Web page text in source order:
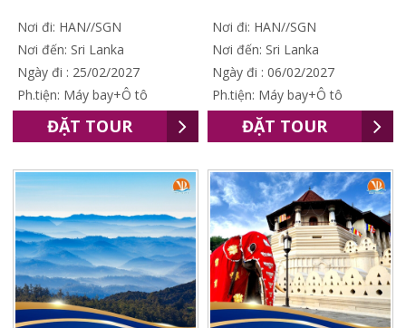
Nơi đi: HAN//SGN
Nơi đến: Sri Lanka
Ngày đi : 25/02/2027
Ph.tiện: Máy bay+Ô tô
ĐẶT TOUR
Nơi đi: HAN//SGN
Nơi đến: Sri Lanka
Ngày đi : 06/02/2027
Ph.tiện: Máy bay+Ô tô
ĐẶT TOUR